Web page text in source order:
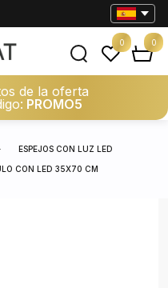
de la oferta
PROMO5
0 0
ESPEJOS CON LUZ LED
CON LED 35X70 CM